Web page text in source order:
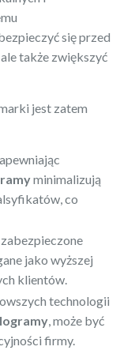
się przed
także zwiększyć
jest zatem
minimalizują
co
jako wyższej
klientów.
technologii
, może być
firmy.